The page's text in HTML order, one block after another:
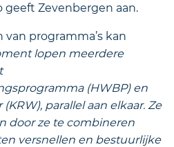
geeft Zevenbergen aan.
programma’s kan
lopen meerdere
(HWBP) en
parallel aan elkaar. Ze
door ze te combineren
versnellen en bestuurlijke